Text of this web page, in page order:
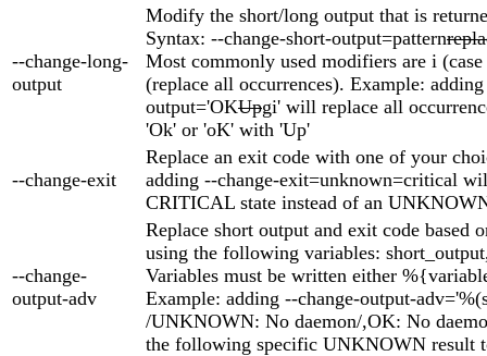
--change-long-
output
Modify the short/long output that is
Syntax: --change-short-output=pattern
Most commonly used modifiers are i
(replace all occurrences). Example:
output='OKUpgi' will replace all
'Ok' or 'oK' with 'Up'
--change-exit
Replace an exit code with one of your
adding --change-exit=unknown=critical
CRITICAL state instead of an
--change-
output-adv
Replace short output and exit code based
using the following variables:
Variables must be written either
Example: adding --change-output-
/UNKNOWN: No daemon/,OK: No
the following specific UNKNOWN result